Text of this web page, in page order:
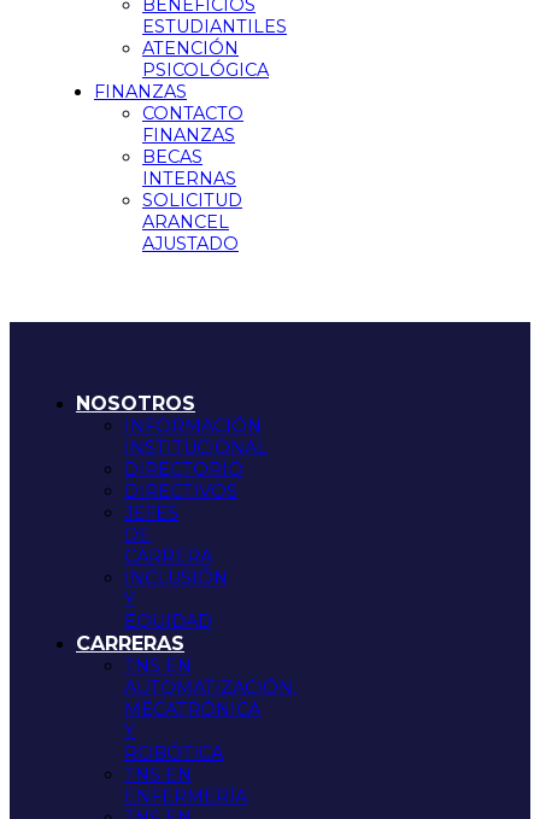
BENEFICIOS
ESTUDIANTILES
ATENCIÓN
PSICOLÓGICA
FINANZAS
CONTACTO
FINANZAS
BECAS
INTERNAS
SOLICITUD
ARANCEL
AJUSTADO
NOSOTROS
INFORMACIÓN
INSTITUCIONAL
DIRECTORIO
DIRECTIVOS
JEFES
DE
CARRERA
INCLUSIÓN
Y
EQUIDAD
CARRERAS
TNS EN
AUTOMATIZACIÓN,
MECATRÓNICA
Y
ROBÓTICA
TNS EN
ENFERMERÍA